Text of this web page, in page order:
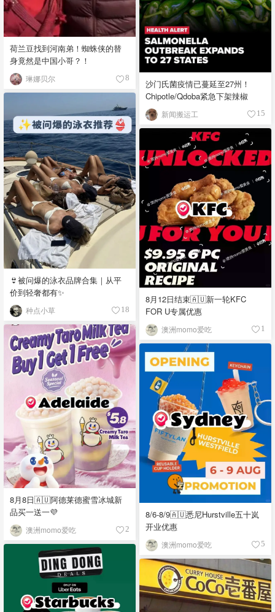
荷兰豆找到河南弟！蜘蛛侠的替
身竟然是中国小哥？！
琳娜贝尔 8
沙门氏菌疫情已蔓延至27州！
Chipotle/Qdoba紧急下架辣椒
新闻搬运工 15
👙被问爆的泳衣品牌合集｜从平
价到轻奢都有✨
种点小草 18
8月12日结束🇦🇺新一轮KFC
FOR U专属优惠
澳洲momo爱吃 1
8月8日🇦🇺阿德莱德蜜雪冰城新
品买一送一💜
澳洲momo爱吃 2
8/6-8/9🇦🇺悉尼Hurstville五十岚
开业优惠
澳洲momo爱吃 5